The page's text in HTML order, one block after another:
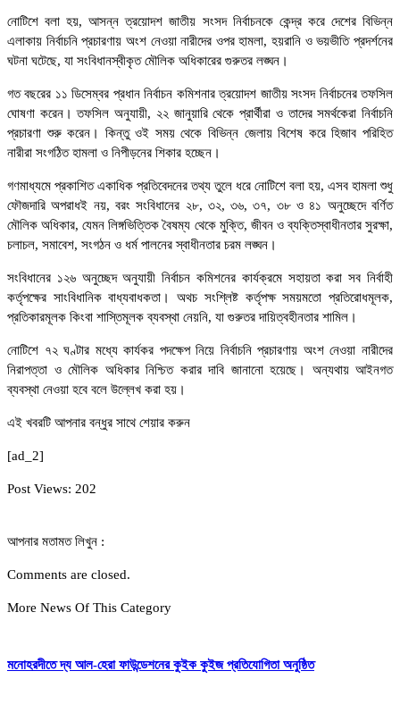
নোটিশে বলা হয়, আসন্ন ত্রয়োদশ জাতীয় সংসদ নির্বাচনকে কেন্দ্র করে দেশের বিভিন্ন
এলাকায় নির্বাচনি প্রচারণায় অংশ নেওয়া নারীদের ওপর হামলা, হয়রানি ও ভয়ভীতি প্রদর্শনের
ঘটনা ঘটেছে, যা সংবিধানস্বীকৃত মৌলিক অধিকারের গুরুতর লঙ্ঘন।
গত বছরের ১১ ডিসেম্বর প্রধান নির্বাচন কমিশনার ত্রয়োদশ জাতীয় সংসদ নির্বাচনের তফসিল
ঘোষণা করেন। তফসিল অনুযায়ী, ২২ জানুয়ারি থেকে প্রার্থীরা ও তাদের সমর্থকেরা নির্বাচনি
প্রচারণা শুরু করেন। কিন্তু ওই সময় থেকে বিভিন্ন জেলায় বিশেষ করে হিজাব পরিহিত
নারীরা সংগঠিত হামলা ও নিপীড়নের শিকার হচ্ছেন।
গণমাধ্যমে প্রকাশিত একাধিক প্রতিবেদনের তথ্য তুলে ধরে নোটিশে বলা হয়, এসব হামলা শুধু
ফৌজদারি অপরাধই নয়, বরং সংবিধানের ২৮, ৩২, ৩৬, ৩৭, ৩৮ ও ৪১ অনুচ্ছেদে বর্ণিত
মৌলিক অধিকার, যেমন লিঙ্গভিত্তিক বৈষম্য থেকে মুক্তি, জীবন ও ব্যক্তিস্বাধীনতার সুরক্ষা,
চলাচল, সমাবেশ, সংগঠন ও ধর্ম পালনের স্বাধীনতার চরম লঙ্ঘন।
সংবিধানের ১২৬ অনুচ্ছেদ অনুযায়ী নির্বাচন কমিশনের কার্যক্রমে সহায়তা করা সব নির্বাহী
কর্তৃপক্ষের সাংবিধানিক বাধ্যবাধকতা। অথচ সংশ্লিষ্ট কর্তৃপক্ষ সময়মতো প্রতিরোধমূলক,
প্রতিকারমূলক কিংবা শাস্তিমূলক ব্যবস্থা নেয়নি, যা গুরুতর দায়িত্বহীনতার শামিল।
নোটিশে ৭২ ঘণ্টার মধ্যে কার্যকর পদক্ষেপ নিয়ে নির্বাচনি প্রচারণায় অংশ নেওয়া নারীদের
নিরাপত্তা ও মৌলিক অধিকার নিশ্চিত করার দাবি জানানো হয়েছে। অন্যথায় আইনগত
ব্যবস্থা নেওয়া হবে বলে উল্লেখ করা হয়।
এই খবরটি আপনার বন্ধুর সাথে শেয়ার করুন
[ad_2]
Post Views: 202
আপনার মতামত লিখুন :
Comments are closed.
More News Of This Category
মনোহরদীতে দ্য আল-হেরা ফাউন্ডেশনের কুইক কুইজ প্রতিযোগিতা অনুষ্ঠিত